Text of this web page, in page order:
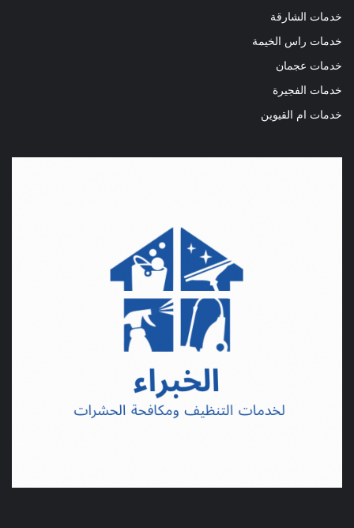
خدمات الشارقة
خدمات راس الخيمة
خدمات عجمان
خدمات الفجيرة
خدمات ام القيوين